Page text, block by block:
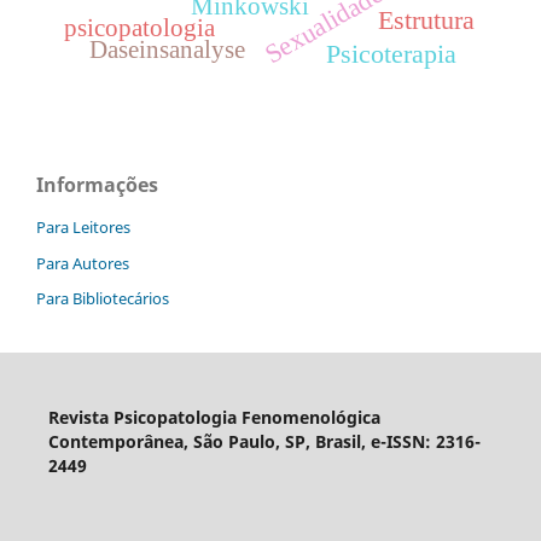
SexualidadeEstrutura
Psicoterapia
Minkowski
psicopatologia
Daseinsanalyse
Informações
Para Leitores
Para Autores
Para Bibliotecários
Revista Psicopatologia Fenomenológica
Contemporânea, São Paulo, SP, Brasil, e-ISSN: 2316-
2449